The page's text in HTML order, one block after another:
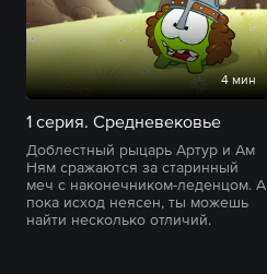
4 мин
1 серия. Средневековье
Доблестный рыцарь Артур и Ам
Ням сражаются за старинный
меч с наконечником-леденцом. А
пока исход неясен, ты можешь
найти несколько отличий.